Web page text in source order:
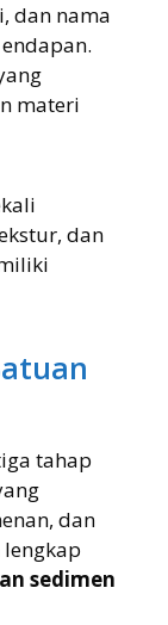
dan nama
materi
dan
tahap
dan
sedimen